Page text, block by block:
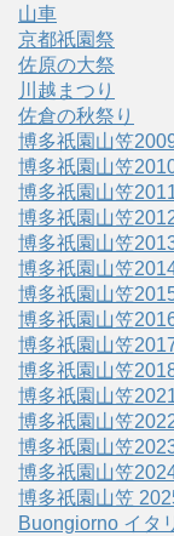
山車
京都祇園祭
佐原の大祭
川越まつり
佐倉の秋祭り
博多祇園山笠
博多祇園山笠
博多祇園山笠
博多祇園山笠
博多祇園山笠
博多祇園山笠
博多祇園山笠
博多祇園山笠
博多祇園山笠
博多祇園山笠
博多祇園山笠
博多祇園山笠
博多祇園山笠
博多祇園山笠
博多祇園山笠
Buongiorno イタ